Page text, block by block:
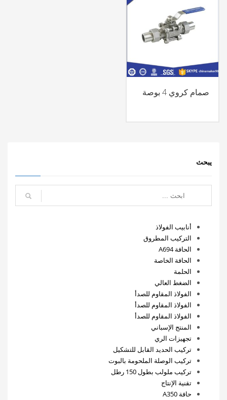
صمام كروي 4 بوصة
يبحث
أنابيب الفولاذ
التركيب المطروق
الحافة A694
الحافة الخاصة
الحلمة
الضغط العالي
الفولاذ المقاوم للصدأ
الفولاذ المقاوم للصدأ
الفولاذ المقاوم للصدأ
المنتج الإسباني
تجهيزات الري
تركيب الحديد القابل للتشكيل
تركيب الوصلة الملحومة بالبوت
تركيب ملولب بطول 150 رطل
تقنية الإنتاج
حافة A350